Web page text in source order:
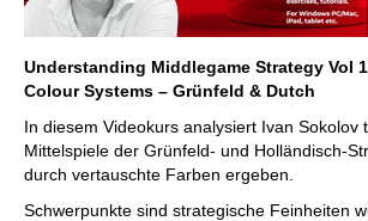
Understanding Middlegame Strategy Vol
Colour Systems – Grünfeld & Dutch
In diesem Videokurs analysiert Ivan Sokolov
Mittelspiele der Grünfeld- und Holländisch-
durch vertauschte Farben ergeben.
Schwerpunkte sind strategische Feinheiten